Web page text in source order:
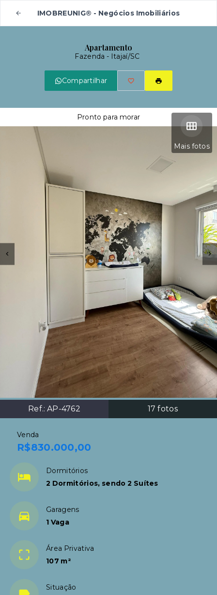
IMOBREUNIG® - Negócios Imobiliários
Apartamento
Fazenda - Itajaí/SC
Compartilhar
Mais fotos
Ref.: AP-4762 17 fotos
Pronto para morar
Venda
R$830.000,00
Dormitórios
2 Dormitórios, sendo 2 Suítes
Garagens
1 Vaga
Área Privativa
107 m²
Situação